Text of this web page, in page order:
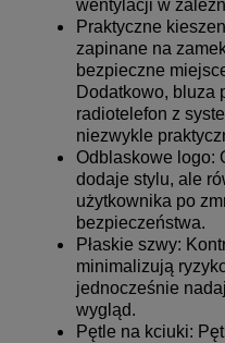
wentylacji w
Praktyczne
zapinane na
bezpieczne
Dodatkowo, bluza
radiotelefon z
niezwykle
Odblaskowe logo:
dodaje stylu, ale
użytkownika po
bezpieczeństwa.
Płaskie szwy:
minimalizują
jednocześnie
wygląd.
Pętle na kciuki: